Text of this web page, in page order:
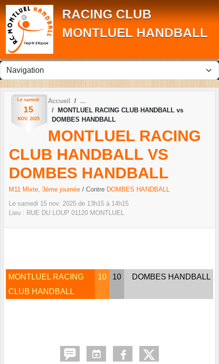
RACING CLUB
MONTLUEL HANDBALL
Le samedi
15
NOV. 2025
Accueil
MONTLUEL RACING CLUB HANDBALL vs
DOMBES HANDBALL
MONTLUEL RACING
CLUB HANDBALL VS
DOMBES HANDBALL
M11 Mixte, 3ème journée / Contre DOMBES HANDBALL
Le samedi 15 nov. 2025 de 13h15 à 14h15
Lieu : RUE DU LOUP 01120 MONTLUEL
MONTLUEL RACING
CLUB HANDBALL
10 10 DOMBES HANDBALL
Panneau de gestion des cookies